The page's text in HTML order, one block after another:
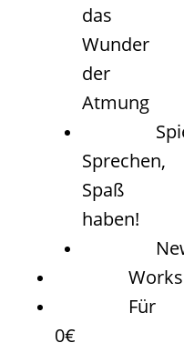
das
Wunder
der
Atmung
Sprechen,
Spaß
haben!
Für
0€